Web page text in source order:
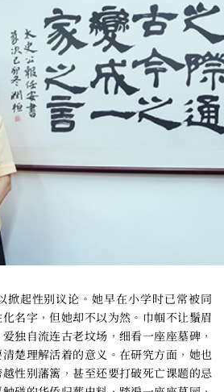
掀起性别议论。她早在小学时已常被同
名字，但她却不以为然。巾帼不让鬚眉
独自流连古老坟场，细看一座座墓碑，
楚理解活着的意义。在研究方面，她也
性别藩篱，甚至还要打破死亡课题的忌